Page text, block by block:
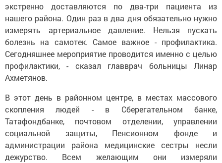
экстренно доставляются по два-три пациента из
нашего района. Один раз в два дня обязательно нужно
измерять артериальное давление. Нельзя пускать
болезнь на самотек. Самое важное - профилактика.
Сегодняшнее мероприятие проводится именно с целью
профилактики, - сказал главврач больницы Линар
Ахметянов.
В этот день в районном центре, в местах массового
скопления людей - в Сберегательном банке,
Татафондбанке, почтовом отделении, управлении
социальной защиты, Пенсионном фонде и
администрации района медицинские сестры несли
дежурство. Всем желающим они измеряли